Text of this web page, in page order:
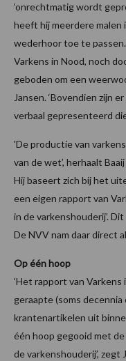
‘onrechtmatig wordt
heeft hij meerdere malen
wederhoor toe te
Varkens in Nood, noch
geboden om een
Jansen. ‘Bovendien zijn
verbaal gepresenteerd
'De productie van
van de wet’, herhaalt
Hij baseert zich bij het
een eigen rapport van
in de varkenshouderij’.
De NVV nam daar direct
Op één hoop
‘Het rapport van
geraapte (soms
krantenartikelen uit
één hoop gegooid met
de varkenshouderij’, zegt